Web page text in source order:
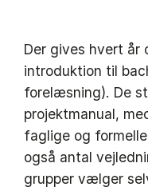
Der gives hvert år
introduktion til
forelæsning). De
projektmanual,
faglige og
også antal
grupper vælger